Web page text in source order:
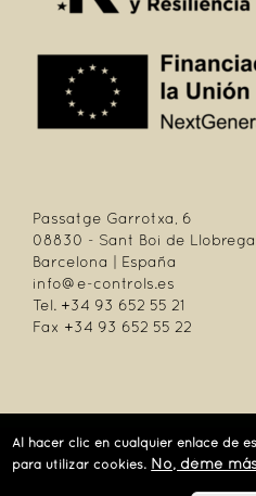
Passatge Garrotxa, 6
08830 - Sant Boi de
Barcelona | España
info@e-controls.es
Tel. +34 93 652 55 21
Fax +34 93 652 55 22
| Passatge Garrotxa, 6 | 08830
Tel.: +34 93 652 55 21 |
Al hacer clic en cualquier enlace de
para utilizar cookies. No, déme